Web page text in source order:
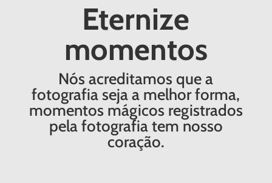
Eternize
momentos
Nós acreditamos que a
fotografia seja a melhor forma,
momentos mágicos registrados
pela fotografia tem nosso
coração.